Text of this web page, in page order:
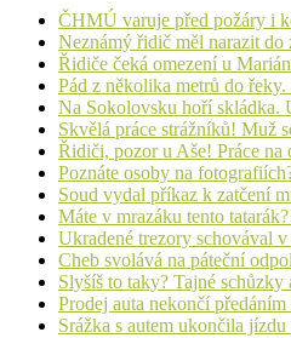
ČHMÚ varuje před požáry i
Neznámý řidič měl narazit do
Řidiče čeká omezení u
Pád z několika metrů do
Na Sokolovsku hoří skládka.
Skvělá práce strážníků! Muž
Řidiči, pozor u Aše! Práce na
Poznáte osoby na
Soud vydal příkaz k zatčení
Máte v mrazáku tento
Ukradené trezory schovával
Cheb svolává na páteční
Slyšíš to taky? Tajné
Prodej auta nekončí
Srážka s autem ukončila